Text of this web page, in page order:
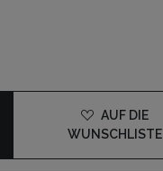
AUF DIE
WUNSCHLISTE